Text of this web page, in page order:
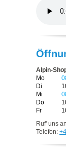
Alpin-
Mo
Di
Mi
Do
Fr
Ruf' uns
Telefon: